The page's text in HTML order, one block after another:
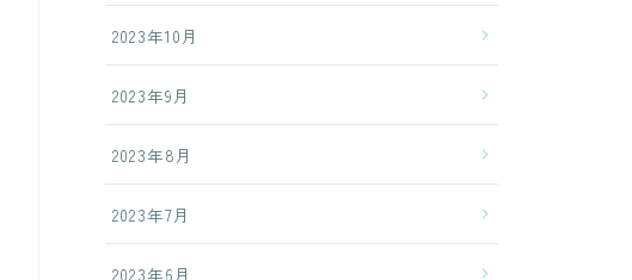
2023年10月
2023年9月
2023年8月
2023年7月
2023年6月